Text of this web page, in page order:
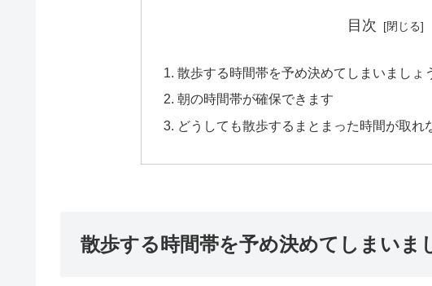
目次
散歩する時間帯を予め決めてしまいましょ
朝の時間帯が確保できます
どうしても散歩するまとまった時間が取れ
散歩する時間帯を予め決めてしまいま